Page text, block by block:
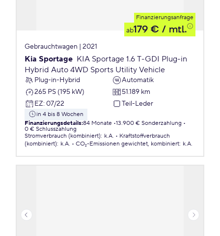
Finanzierungsanfrage
ab179 € / mtl.
Gebrauchtwagen | 2021
Kia Sportage KIA Sportage 1.6 T-GDI Plug-in
Hybrid Auto 4WD Sports Utility Vehicle
Plug-in-Hybrid
Automatik
265 PS (195 kW)
51.189 km
EZ: 07/22 Teil-Leder
in 4 bis 8 Wochen
Finanzierungsdetails:84 Monate 13.900 € Sonderzahlung
0 € Schlusszahlung
Stromverbrauch (kombiniert): k.A.
Kraftstoffverbrauch
(kombiniert): k.A. CO₂-Emissionen gewichtet, kombiniert: k.A.